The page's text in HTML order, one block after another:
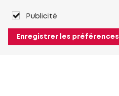
Publicité
Enregistrer les préférences